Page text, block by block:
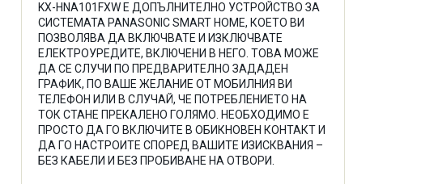
KX-HNA101FXW Е ДОПЪЛНИТЕЛНО УСТРОЙСТВО ЗА
СИСТЕМАТА PANASONIC SMART HOME, КОЕТО ВИ
ПОЗВОЛЯВА ДА ВКЛЮЧВАТЕ И ИЗКЛЮЧВАТЕ
ЕЛЕКТРОУРЕДИТЕ, ВКЛЮЧЕНИ В НЕГО. ТОВА МОЖЕ
ДА СЕ СЛУЧИ ПО ПРЕДВАРИТЕЛНО ЗАДАДЕН
ГРАФИК, ПО ВАШЕ ЖЕЛАНИЕ ОТ МОБИЛНИЯ ВИ
ТЕЛЕФОН ИЛИ В СЛУЧАЙ, ЧЕ ПОТРЕБЛЕНИЕТО НА
ТОК СТАНЕ ПРЕКАЛЕНО ГОЛЯМО. НЕОБХОДИМО Е
ПРОСТО ДА ГО ВКЛЮЧИТЕ В ОБИКНОВЕН КОНТАКТ И
ДА ГО НАСТРОИТЕ СПОРЕД ВАШИТЕ ИЗИСКВАНИЯ –
БЕЗ КАБЕЛИ И БЕЗ ПРОБИВАНЕ НА ОТВОРИ.